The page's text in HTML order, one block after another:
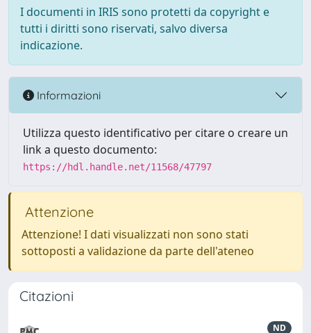
I documenti in IRIS sono protetti da copyright e
tutti i diritti sono riservati, salvo diversa
indicazione.
Informazioni
Utilizza questo identificativo per citare o creare un
link a questo documento:
https://hdl.handle.net/11568/47797
Attenzione
Attenzione! I dati visualizzati non sono stati
sottoposti a validazione da parte dell'ateneo
Citazioni
ND